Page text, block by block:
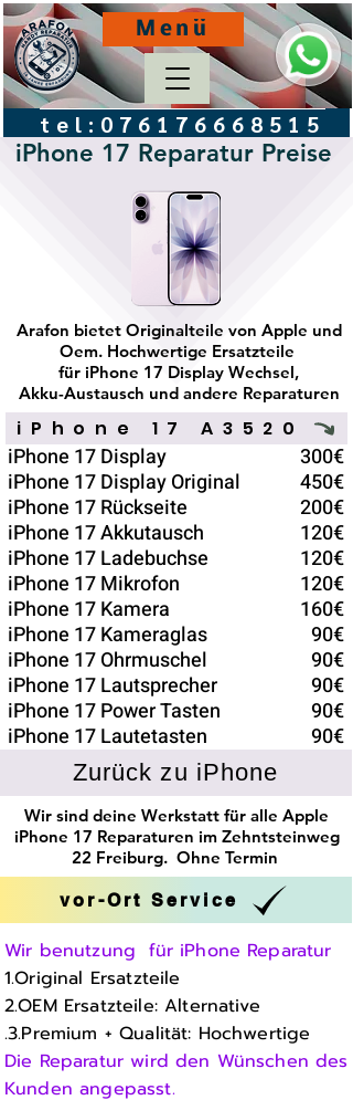
tel: 076176668515
Menü
iPhone 17 Reparatur Preise
Arafon bietet Originalteile von Apple und
Oem. Hochwertige Ersatzteile
für iPhone 17 Display Wechsel,
Akku-Austausch und andere Reparaturen
iPhone 17 A3520
iPhone 17 Display
iPhone 17 Display Original
iPhone 17 Rückseite
iPhone 17 Akkutausch
iPhone 17 Ladebuchse
iPhone 17 Mikrofon
iPhone 17 Kamera
iPhone 17 Kameraglas
iPhone 17 Ohrmuschel
iPhone 17 Lautsprecher
iPhone 17 Power Tasten
iPhone 17 Lautetasten
300€
450€
200€
120€
120€
120€
160€
90€
90€
90€
90€
90€
Zurück zu iPhone
Wir sind deine Werkstatt für alle Apple
iPhone 17 Reparaturen im Zehntsteinweg
22 Freiburg. Ohne Termin
vor-Ort Service
Wir benutzung für iPhone Reparatur
1.Original Ersatzteile
2.OEM Ersatzteile: Alternative
.3.Premium + Qualität: Hochwertige
Die Reparatur wird den Wünschen des
Kunden angepasst.